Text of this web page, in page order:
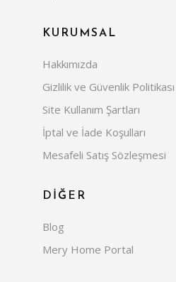
KURUMSAL
Hakkımızda
Gizlilik ve Güvenlik Politikası
Site Kullanım Şartları
İptal ve İade Koşulları
Mesafeli Satış Sözleşmesi
DİĞER
Blog
Mery Home Portal